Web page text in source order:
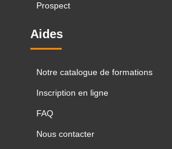
Prospect
Aides
Notre catalogue de formations
Inscription en ligne
FAQ
Nous contacter